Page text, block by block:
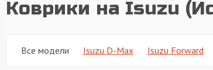
Коврики на Isuzu
Все модели Isuzu D-Max Isuzu Forward